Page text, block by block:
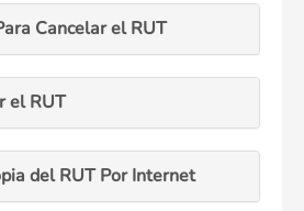
Cancelar el RUT
el RUT
del RUT Por Internet